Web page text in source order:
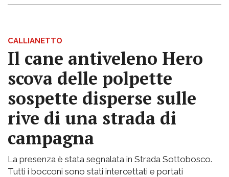
CALLIANETTO
Il cane antiveleno Hero
scova delle polpette
sospette disperse sulle
rive di una strada di
campagna
La presenza è stata segnalata in Strada Sottobosco.
Tutti i bocconi sono stati intercettati e portati